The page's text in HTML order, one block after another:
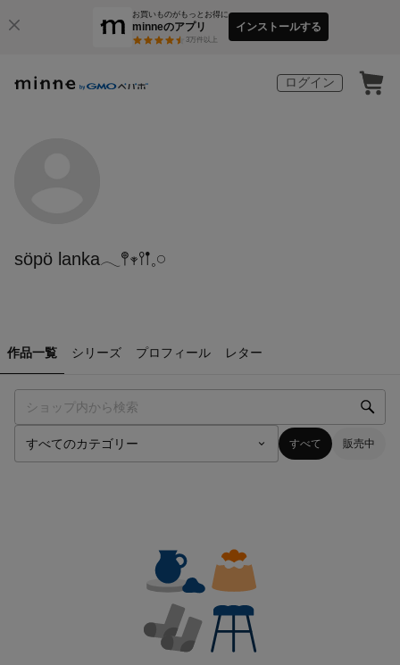
お買いものがもっとお得に
minneのアプリ
3万件以上
インストールする
ログイン
söpö lanka𓂃𖤣𖥧𖥣𖡡𓈒𓏸
作品一覧 シリーズ プロフィール レター
すべて 販売中